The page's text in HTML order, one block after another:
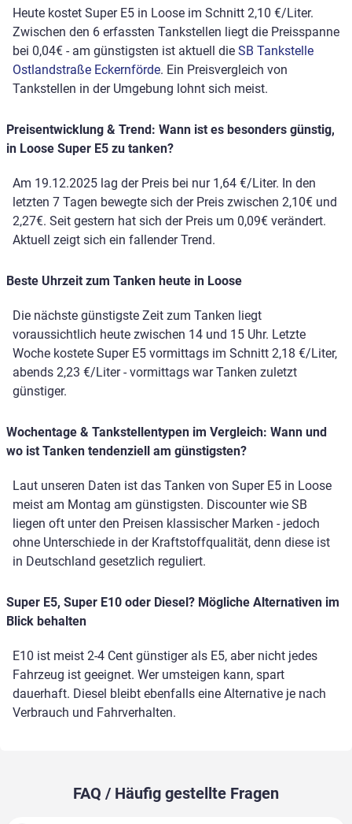
Heute kostet Super E5 in Loose im Schnitt 2,10 €/Liter.
Zwischen den 6 erfassten Tankstellen liegt die Preisspanne
bei 0,04€ - am günstigsten ist aktuell die SB Tankstelle
Ostlandstraße Eckernförde. Ein Preisvergleich von
Tankstellen in der Umgebung lohnt sich meist.
Preisentwicklung & Trend: Wann ist es besonders günstig,
in Loose Super E5 zu tanken?
Am 19.12.2025 lag der Preis bei nur 1,64 €/Liter. In den
letzten 7 Tagen bewegte sich der Preis zwischen 2,10€ und
2,27€. Seit gestern hat sich der Preis um 0,09€ verändert.
Aktuell zeigt sich ein fallender Trend.
Beste Uhrzeit zum Tanken heute in Loose
Die nächste günstigste Zeit zum Tanken liegt
voraussichtlich heute zwischen 14 und 15 Uhr. Letzte
Woche kostete Super E5 vormittags im Schnitt 2,18 €/Liter,
abends 2,23 €/Liter - vormittags war Tanken zuletzt
günstiger.
Wochentage & Tankstellentypen im Vergleich: Wann und
wo ist Tanken tendenziell am günstigsten?
Laut unseren Daten ist das Tanken von Super E5 in Loose
meist am Montag am günstigsten. Discounter wie SB
liegen oft unter den Preisen klassischer Marken - jedoch
ohne Unterschiede in der Kraftstoffqualität, denn diese ist
in Deutschland gesetzlich reguliert.
Super E5, Super E10 oder Diesel? Mögliche Alternativen im
Blick behalten
E10 ist meist 2-4 Cent günstiger als E5, aber nicht jedes
Fahrzeug ist geeignet. Wer umsteigen kann, spart
dauerhaft. Diesel bleibt ebenfalls eine Alternative je nach
Verbrauch und Fahrverhalten.
FAQ / Häufig gestellte Fragen